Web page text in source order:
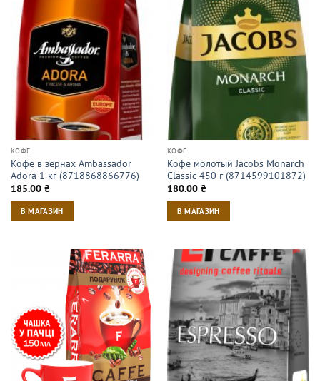
КОФЕ
Кофе в зернах Ambassador
Adora 1 кг (8718868866776)
185.00 ₴
В МАГАЗИН
КОФЕ
Кофе молотый Jacobs Monarch
Classic 450 г (8714599101872)
180.00 ₴
В МАГАЗИН